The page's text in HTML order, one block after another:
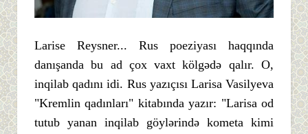
Larise Reysner... Rus poeziyası haqqında
danışanda bu ad çox vaxt kölgədə qalır. O,
inqilab qadını idi. Rus yazıçısı Larisa Vasilyeva
"Kremlin qadınları" kitabında yazır: "Larisa od
tutub yanan inqilab göylərində kometa kimi